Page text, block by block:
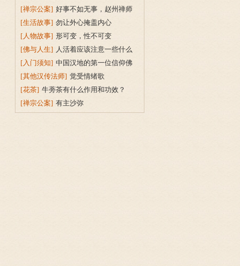
[禅宗公案] 好事不如无事，赵州禅师
开悟弟子
[生活故事] 勿让外心掩盖内心
[人物故事] 形可变，性不可变
[佛与人生] 人活着应该注意一些什么
重点？人生四不
[入门须知] 中国汉地的第一位信仰佛
教者是什么人？
[其他汉传法师] 觉受情绪歌
[花茶] 牛蒡茶有什么作用和功效？
[禅宗公案] 有主沙弥